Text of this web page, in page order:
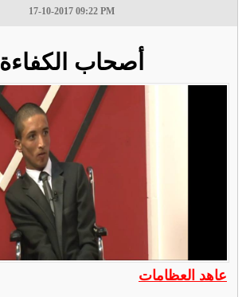
17-10-2017 09:22 PM
أصحاب الكفاءة
عاهد العظامات